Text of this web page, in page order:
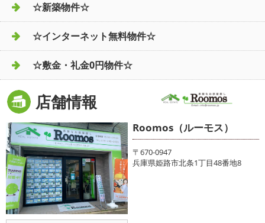
☆新築物件☆
☆インターネット無料物件☆
☆敷金・礼金0円物件☆
店舗情報
Roomos（ルーモス）
〒670-0947
兵庫県姫路市北条1丁目48番地8